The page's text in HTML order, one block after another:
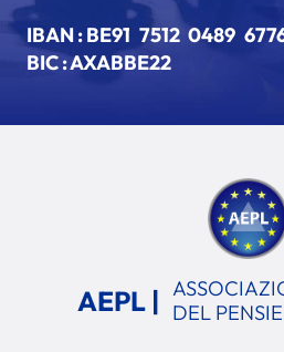
IBAN :BE91 7512 0489
BIC : AXABBE22
AEPL |
DEL